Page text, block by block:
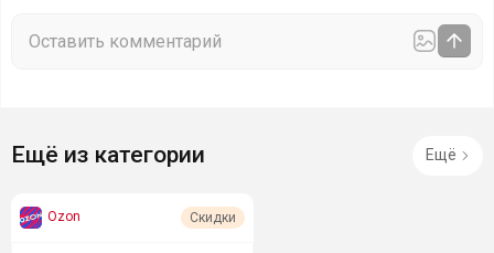
Ещё из категории Ещё
Ozon Скидки